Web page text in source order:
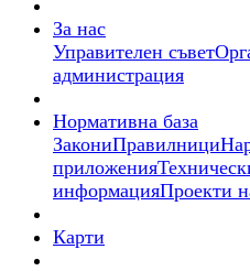
За нас
Управителен съвет
администрация
Нормативна база
ЗакониПравилници
приложения
информацияПроекти
Карти